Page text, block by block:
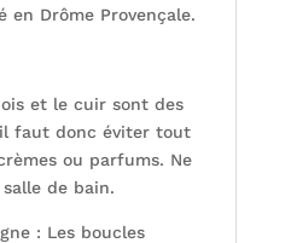
en Drôme Provençale.
et le cuir sont des
faut donc éviter tout
ou parfums. Ne
de bain.
: Les boucles